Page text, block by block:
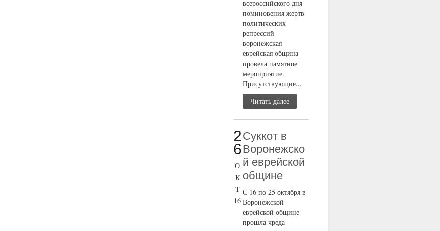
всероссийского дня
поминовения жертв
политических
репрессий
воронежская
еврейская община
провела памятное
мероприятие.
Присутствующие...
Читать далее
2
6
О
К
Т
16
Суккот в
Воронежско
й еврейской
общине
С 16 по 25 октября в
Воронежской
еврейской общине
прошла чреда